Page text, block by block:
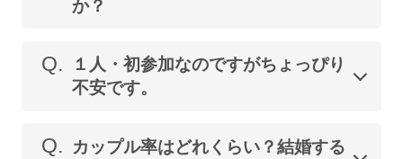
か？
Q.
１人・初参加なのですがちょっぴり
不安です。
Q.
カップル率はどれくらい？結婚する